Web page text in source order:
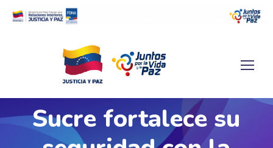
Sucre fortalece su